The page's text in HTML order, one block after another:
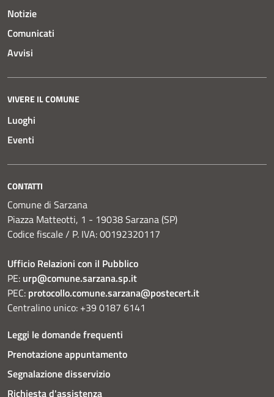
Notizie
Comunicati
Avvisi
VIVERE IL COMUNE
Luoghi
Eventi
CONTATTI
Comune di Sarzana
Piazza Matteotti, 1 - 19038 Sarzana (SP)
Codice fiscale / P. IVA: 00192320117
Ufficio Relazioni con il Pubblico
PE: urp@comune.sarzana.sp.it
PEC: protocollo.comune.sarzana@postecert.it
Centralino unico: +39 0187 6141
Leggi le domande frequenti
Prenotazione appuntamento
Segnalazione disservizio
Richiesta d'assistenza